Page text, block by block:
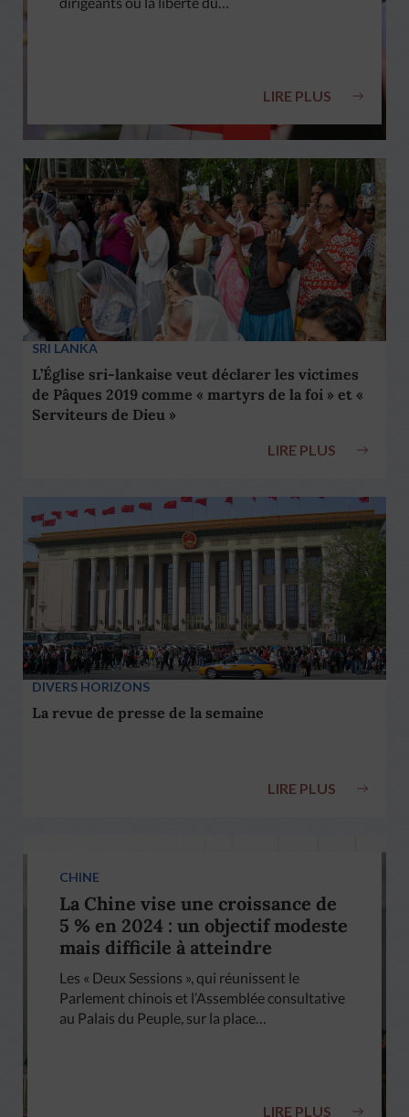
LIRE PLUS
SRI LANKA
L’Église sri-lankaise veut déclarer les victimes
de Pâques 2019 comme « martyrs de la foi » et «
Serviteurs de Dieu »
LIRE PLUS
DIVERS HORIZONS
La revue de presse de la semaine
LIRE PLUS
CHINE
La Chine vise une croissance de
5 % en 2024 : un objectif modeste
mais difficile à atteindre
Les « Deux Sessions », qui réunissent le
Parlement chinois et l’Assemblée consultative
au Palais du Peuple, sur la place…
LIRE PLUS